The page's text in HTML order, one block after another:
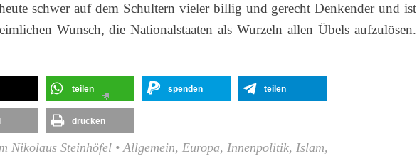
schwer auf dem Schultern vieler billig und gerecht Denkender und ist
Wunsch, die Nationalstaaten als Wurzeln allen Übels aufzulösen.
teilen spenden teilen
drucken
Nikolaus Steinhöfel •Allgemein, Europa, Innenpolitik, Islam,